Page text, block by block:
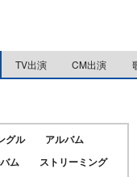
t
e
TV出演 CM出演
グル
アルバム
ム
ストリーミング